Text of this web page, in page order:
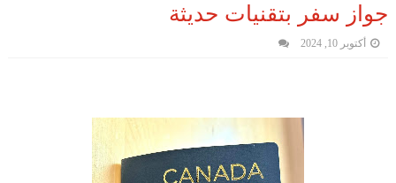
جواز سفر بتقنيات حديثة
أكتوبر 10, 2024